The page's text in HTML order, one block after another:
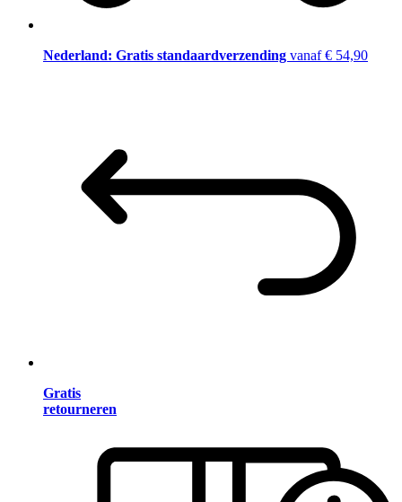
Nederland: Gratis standaardverzending vanaf € 54,90
Gratis
retourneren